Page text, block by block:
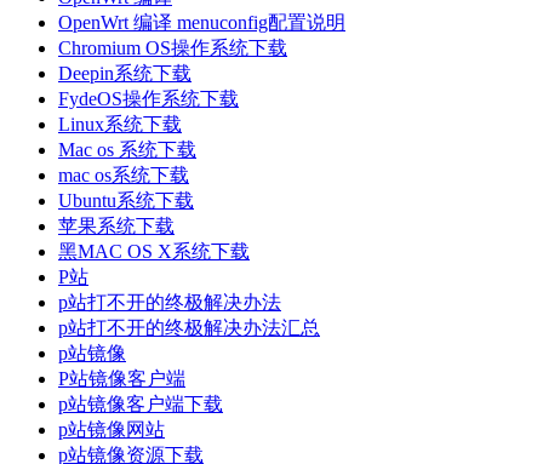
OpenWrt 编译 menuconfig配置说明
Chromium OS操作系统下载
Deepin系统下载
FydeOS操作系统下载
Linux系统下载
Mac os 系统下载
mac os系统下载
Ubuntu系统下载
苹果系统下载
黑MAC OS X系统下载
P站
p站打不开的终极解决办法
p站打不开的终极解决办法汇总
p站镜像
P站镜像客户端
p站镜像客户端下载
p站镜像网站
p站镜像资源下载